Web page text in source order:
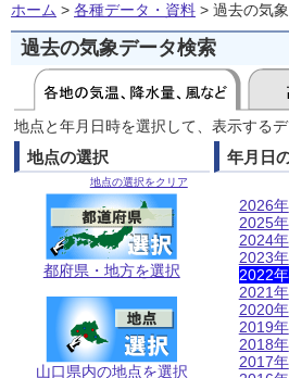
ホーム > 各種データ・資料 > 過去の気
過去の気象データ検索
地点と年月日時を選択して、表示する
地点の選択
地点の選択をクリア
都府県・地方を選択
山口県内の地点を選択
年月日
2026年
2025年
2024年
2023年
2022年
2021年
2020年
2019年
2018年
2017年